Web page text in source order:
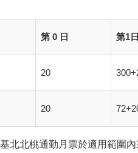
第 0 日 第1日
20
20
北北桃通勤月票於適用範圍